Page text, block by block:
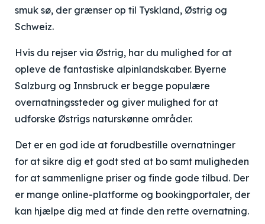
smuk sø, der grænser op til Tyskland, Østrig og
Schweiz.
Hvis du rejser via Østrig, har du mulighed for at
opleve de fantastiske alpinlandskaber. Byerne
Salzburg og Innsbruck er begge populære
overnatningssteder og giver mulighed for at
udforske Østrigs naturskønne områder.
Det er en god ide at forudbestille overnatninger
for at sikre dig et godt sted at bo samt muligheden
for at sammenligne priser og finde gode tilbud. Der
er mange online-platforme og bookingportaler, der
kan hjælpe dig med at finde den rette overnatning.